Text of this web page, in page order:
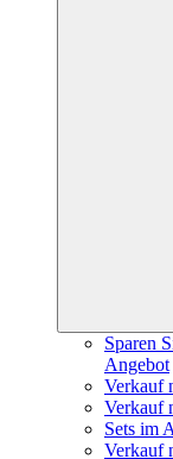
Sparen
Angebot
Verkauf
Verkauf
Sets im
Verkauf